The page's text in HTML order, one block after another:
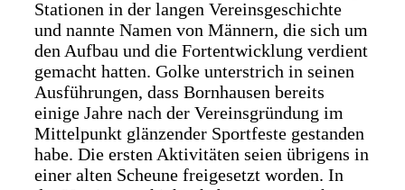
Stationen in der langen Vereinsgeschichte
und nannte Namen von Männern, die sich um
den Aufbau und die Fortentwicklung verdient
gemacht hatten. Golke unterstrich in seinen
Ausführungen, dass Bornhausen bereits
einige Jahre nach der Vereinsgründung im
Mittelpunkt glänzender Sportfeste gestanden
habe. Die ersten Aktivitäten seien übrigens in
einer alten Scheune freigesetzt worden. In